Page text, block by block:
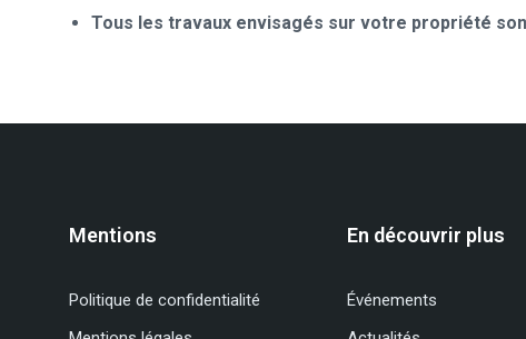
Tous les travaux envisagés sur votre propriété
Mentions
Politique de confidentialité
En découvrir plus
Événements